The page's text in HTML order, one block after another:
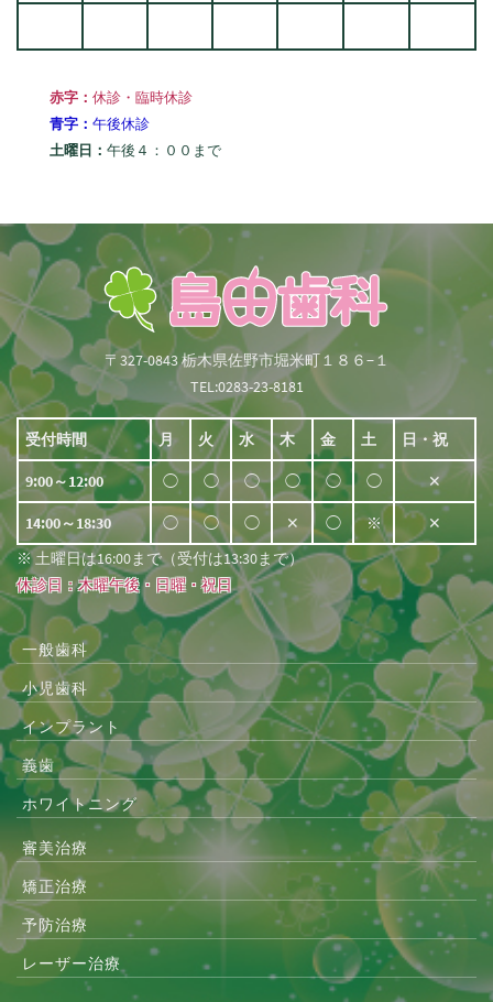
赤字： 休診・臨時休診
青字： 午後休診
土曜日： 午後４：００まで
〒327-0843 栃木県佐野市堀米町１８６−１
TEL:0283-23-8181
受付時間 月 火 水 木 金 土 日・祝
9:00～12:00 ◯ ◯ ◯ ◯ ◯ ◯ ✕
14:00～18:30 ◯ ◯ ◯ ✕ ◯ ※
✕
※ 土曜日は16:00まで（受付は13:30まで）
休診日：木曜午後・日曜・祝日
一般歯科
小児歯科
インプラント
義歯
ホワイトニング
審美治療
矯正治療
予防治療
レーザー治療